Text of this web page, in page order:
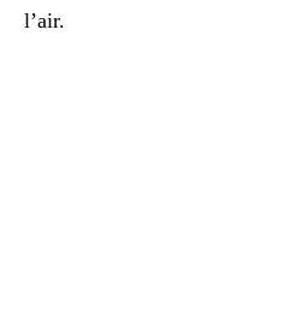
l’air.